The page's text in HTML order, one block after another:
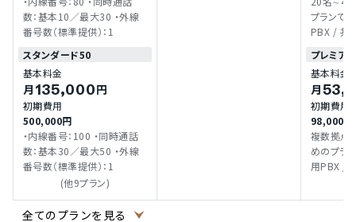
録音 / 受
代行 / ア
数：基本10／最大30 ・外線
番号数（標準提供）：1
プランです。 ■概要
PBX / 共
トフォン
刺管理 /
以上はオ
ラウド電
MOT/HG
etc. ・オプション：通話録音 /
受付シス
アナログ
スタンダード50
基本料金
月 135,000円
初期費用
500,000円
・内線番号：100 ・同時通話
数：基本30／最大50 ・外線
番号数（標準提供）：1
(他9プラン)
プレミアム
基本料金
月
初期費用
98,000円
複数拠点
めのプランです
用PBX /
全てのプランを見る